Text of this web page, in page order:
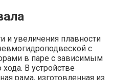
и увеличения плавности
с
в паре с зависимым
В устройстве
рама, изготовленная из